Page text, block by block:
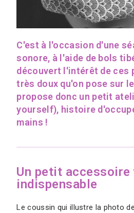
C'est à l'occasion d'une
sonore, à l'aide de bols
découvert l'intérêt de ces
très doux qu'on pose sur
propose donc un petit
yourself), histoire
mains !
Un petit accessoire
indispensable
Le coussin qui illustre la photo